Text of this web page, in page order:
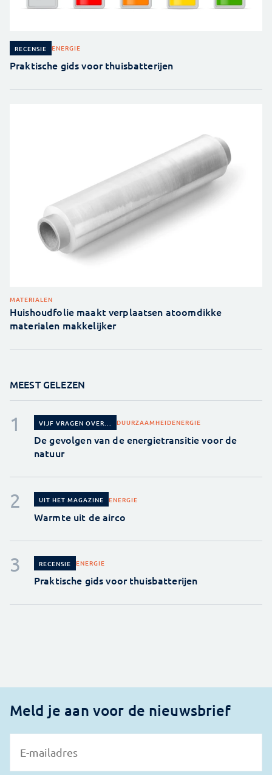
RECENSIE ENERGIE
Praktische gids voor thuisbatterijen
MATERIALEN
Huishoudfolie maakt verplaatsen atoomdikke
materialen makkelijker
MEEST GELEZEN
VIJF VRAGEN OVER... DUURZAAMHEIDENERGIE
De gevolgen van de energietransitie voor de
natuur
UIT HET MAGAZINE ENERGIE
Warmte uit de airco
RECENSIE ENERGIE
Praktische gids voor thuisbatterijen
Meld je aan voor de nieuwsbrief